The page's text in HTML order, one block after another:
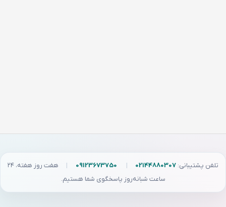
تلفن پشتیبانی: 02144880307
|
09123673750
|
هفت روز هفته، ۲۴
ساعت شبانه‌روز پاسخگوی شما هستیم.